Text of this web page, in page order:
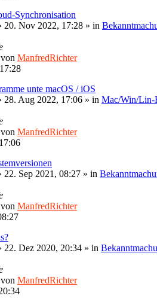
Synchronisation
20. Nov 2022, 17:28 » in
von ManfredRichter
unte macOS / iOS
28. Aug 2022, 17:06 » in Mac/Win/Lin-
von ManfredRichter
22. Sep 2021, 08:27 » in
von ManfredRichter
22. Dez 2020, 20:34 » in
von ManfredRichter